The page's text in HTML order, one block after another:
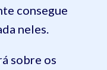
consegue
neles.
sobre os